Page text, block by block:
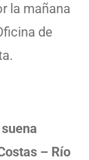
la mañana
de
– Río